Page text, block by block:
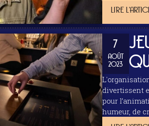
LIRE
7
AOÛT
2023
divertissent
pour
humeur, de